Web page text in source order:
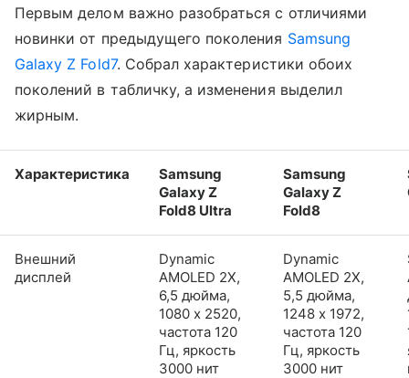
Первым делом важно разобраться с отличиями
новинки от предыдущего поколения Samsung
Galaxy Z Fold7. Собрал характеристики обоих
поколений в табличку, а изменения выделил
жирным.
Характеристика
Samsung
Galaxy Z
Fold8 Ultra
Samsung
Galaxy Z
Fold8
Внешний
дисплей
Dynamic
AMOLED 2X,
6,5 дюйма,
1080 x 2520,
частота 120
Гц, яркость
3000 нит
Dynamic
AMOLED 2X,
5,5 дюйма,
1248 x 1972,
частота 120
Гц, яркость
3000 нит